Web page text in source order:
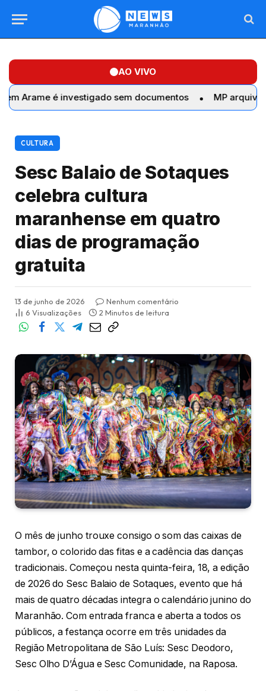
AO VIVO
é investigado sem documentos MP arquiva sete
CULTURA
Sesc Balaio de Sotaques
celebra cultura
maranhense em quatro
dias de programação
gratuita
13 de junho de 2026
Nenhum comentário
6 Visualizações 2 Minutos de leitura
O mês de junho trouxe consigo o som das caixas de
tambor, o colorido das fitas e a cadência das danças
tradicionais. Começou nesta quinta-feira, 18, a edição
de 2026 do Sesc Balaio de Sotaques, evento que há
mais de quatro décadas integra o calendário junino do
Maranhão. Com entrada franca e aberta a todos os
públicos, a festança ocorre em três unidades da
Região Metropolitana de São Luís: Sesc Deodoro,
Sesc Olho D’Água e Sesc Comunidade, na Raposa.